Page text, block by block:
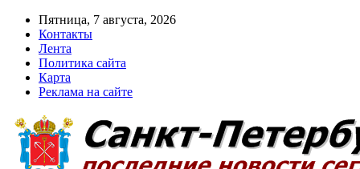
Пятница, 7 августа, 2026
Контакты
Лента
Политика сайта
Карта
Реклама на сайте